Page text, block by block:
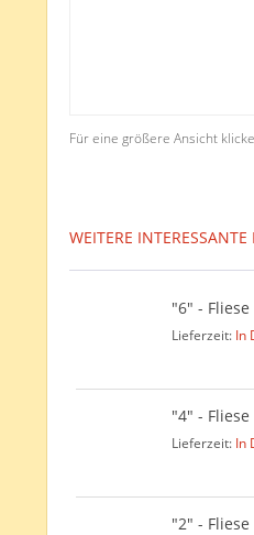
Für eine größere Ansicht
WEITERE INTERESSANTE
"6" - Fliese
Lieferzeit: In
"4" - Fliese
Lieferzeit: In
"2" - Fliese